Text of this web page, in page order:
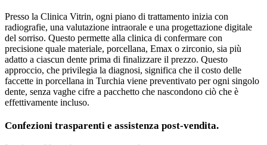
Presso la Clinica Vitrin, ogni piano di trattamento inizia con
radiografie, una valutazione intraorale e una progettazione digitale
del sorriso. Questo permette alla clinica di confermare con
precisione quale materiale, porcellana, Emax o zirconio, sia più
adatto a ciascun dente prima di finalizzare il prezzo. Questo
approccio, che privilegia la diagnosi, significa che il costo delle
faccette in porcellana in Turchia viene preventivato per ogni singolo
dente, senza vaghe cifre a pacchetto che nascondono ciò che è
effettivamente incluso.
Confezioni trasparenti e assistenza post-vendita.